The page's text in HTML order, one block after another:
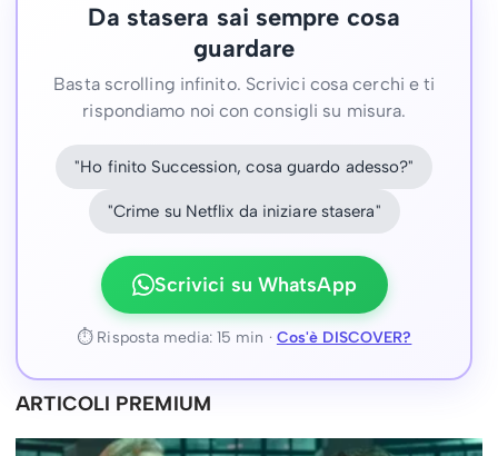
Da stasera sai sempre cosa
guardare
Basta scrolling infinito. Scrivici cosa cerchi e ti
rispondiamo noi con consigli su misura.
"Ho finito Succession, cosa guardo adesso?"
"Crime su Netflix da iniziare stasera"
Scrivici su WhatsApp
⏱ Risposta media: 15 min · Cos'è DISCOVER?
ARTICOLI PREMIUM